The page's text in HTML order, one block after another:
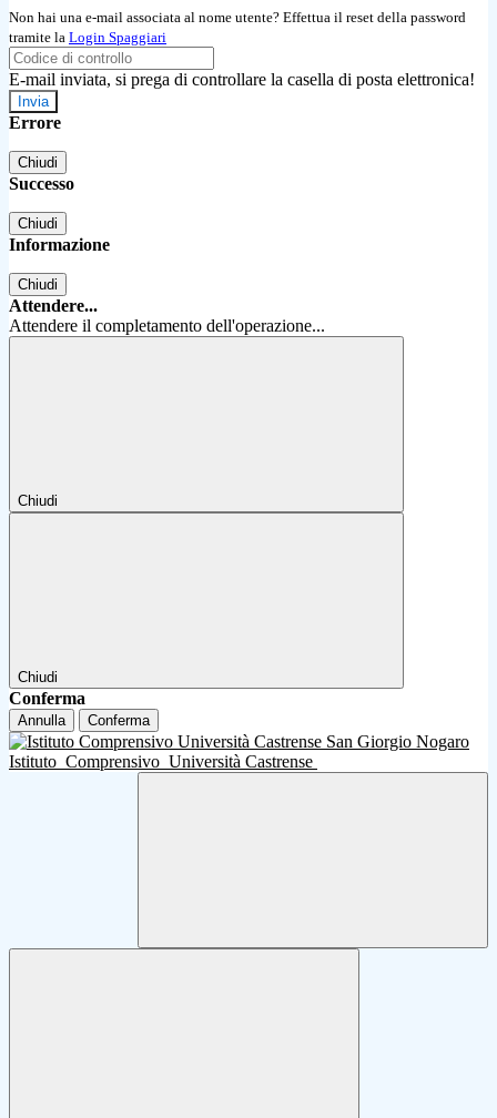
Non hai una e-mail associata al nome utente? Effettua il reset della password
tramite la Login Spaggiari
E-mail inviata, si prega di controllare la casella di posta elettronica!
Errore
Chiudi
Successo
Chiudi
Informazione
Chiudi
Attendere...
Attendere il completamento dell'operazione...
Chiudi
Chiudi
Conferma
Annulla Conferma
Istituto Comprensivo Università Castrense